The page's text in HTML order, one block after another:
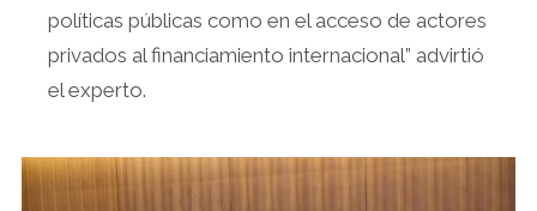
políticas públicas como en el acceso de actores
privados al financiamiento internacional” advirtió
el experto.